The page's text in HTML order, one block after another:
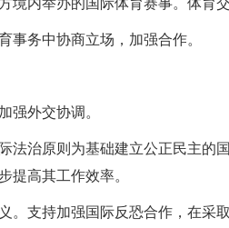
境内举办的国际体育赛事。体育
事务中协商立场，加强合作。
强外交协调。
法治原则为基础建立公正民主的
提高其工作效率。
。支持加强国际反恐合作，在采